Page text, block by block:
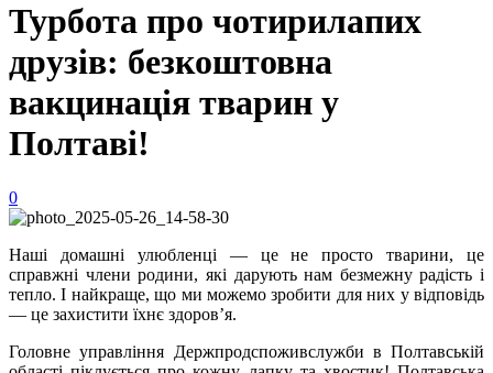
Турбота про чотирилапих
друзів: безкоштовна
вакцинація тварин у
Полтаві!
0
Наші домашні улюбленці — це не просто тварини, це
справжні члени родини, які дарують нам безмежну радість і
тепло. І найкраще, що ми можемо зробити для них у відповідь
— це захистити їхнє здоров’я.
Головне управління Держпродспоживслужби в Полтавській